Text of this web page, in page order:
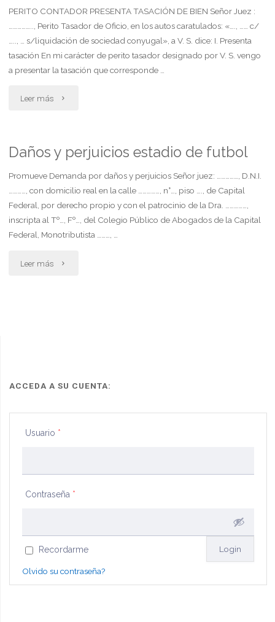
de
del
y
PERITO CONTADOR PRESENTA TASACIÓN DE BIEN Señor Juez :
…………….., Perito Tasador de Oficio, en los autos caratulados: «…., …… c/
….., … s/liquidación de sociedad conyugal», a V. S. dice: I. Presenta
tasación En mi carácter de perito tasador designado por V. S. vengo
a presentar la tasación que corresponde …
Leer más "Perito
tasacion
de
bien"
Daños y perjuicios estadio de futbol
Promueve Demanda por daños y perjuicios Señor juez: ……………, D.N.I.
…………, con domicilio real en la calle ……………, n°…, piso …., de Capital
Federal, por derecho propio y con el patrocinio de la Dra. ……………,
inscripta al Tº…, Fº…, del Colegio Público de Abogados de la Capital
Federal, Monotributista ………, …
Leer más "Daños
futbol"
ACCEDA A SU CUENTA:
Usuario *
Contraseña *
Recordarme
Olvido su contraseña?